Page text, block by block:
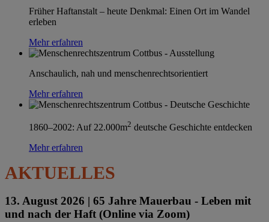
Früher Haftanstalt – heute Denkmal: Einen Ort im Wandel
erleben
Mehr erfahren
Anschaulich, nah und menschenrechtsorientiert
Mehr erfahren
1860–2002: Auf 22.000m2 deutsche Geschichte entdecken
Mehr erfahren
AKTUELLES
13. August 2026 | 65 Jahre Mauerbau - Leben mit
und nach der Haft (Online via Zoom)